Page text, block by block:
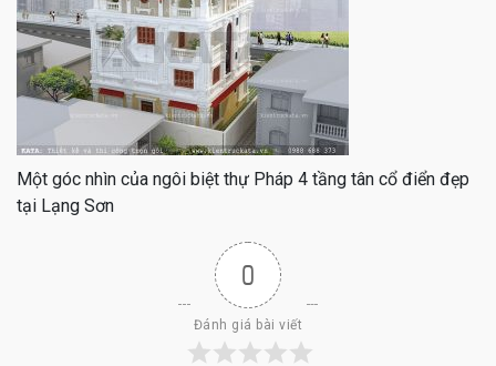
Một góc nhìn của ngôi biệt thự Pháp 4 tầng tân cổ điển đẹp
tại Lạng Sơn
0
Đánh giá bài viết